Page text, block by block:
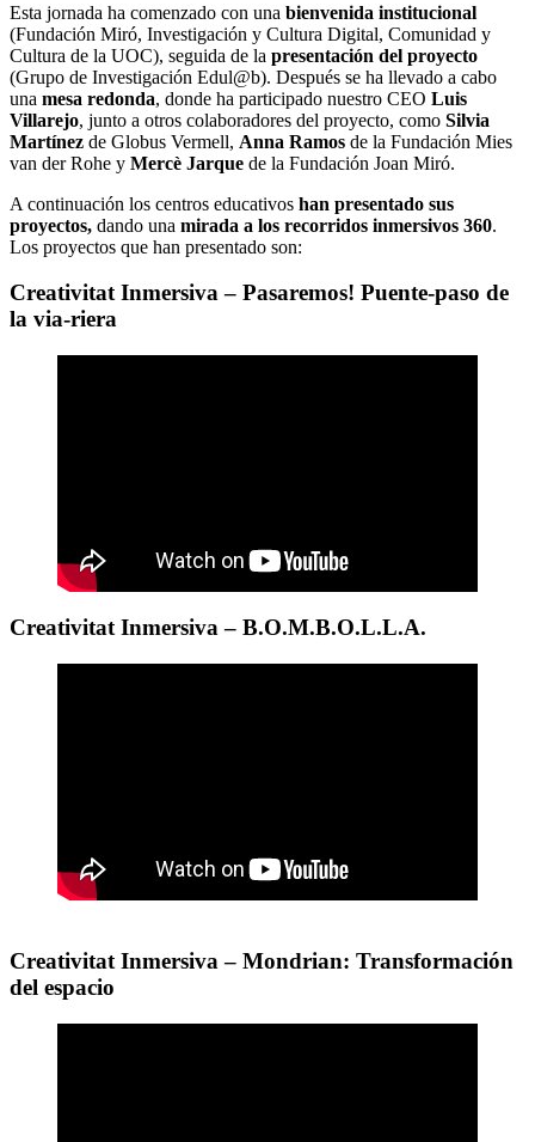
Esta jornada ha comenzado con una bienvenida institucional
(Fundación Miró, Investigación y Cultura Digital, Comunidad y
Cultura de la UOC), seguida de la presentación del proyecto
(Grupo de Investigación Edul@b). Después se ha llevado a cabo
una mesa redonda, donde ha participado nuestro CEO Luis
Villarejo, junto a otros colaboradores del proyecto, como Silvia
Martínez de Globus Vermell, Anna Ramos de la Fundación Mies
van der Rohe y Mercè Jarque de la Fundación Joan Miró.
A continuación los centros educativos han presentado sus
proyectos, dando una mirada a los recorridos inmersivos 360.
Los proyectos que han presentado son:
Creativitat Inmersiva – Pasaremos! Puente-paso de
la via-riera
Creativitat Inmersiva – B.O.M.B.O.L.L.A.
Creativitat Inmersiva – Mondrian: Transformación
del espacio